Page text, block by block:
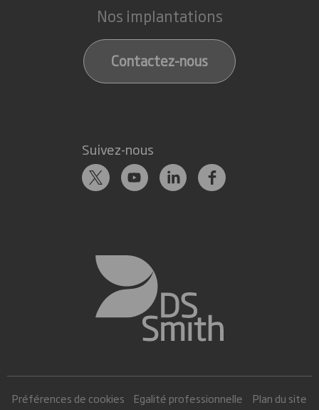
Nos implantations
Contactez-nous
Suivez-nous
Préférences de cookies Egalité professionnelle Plan du site